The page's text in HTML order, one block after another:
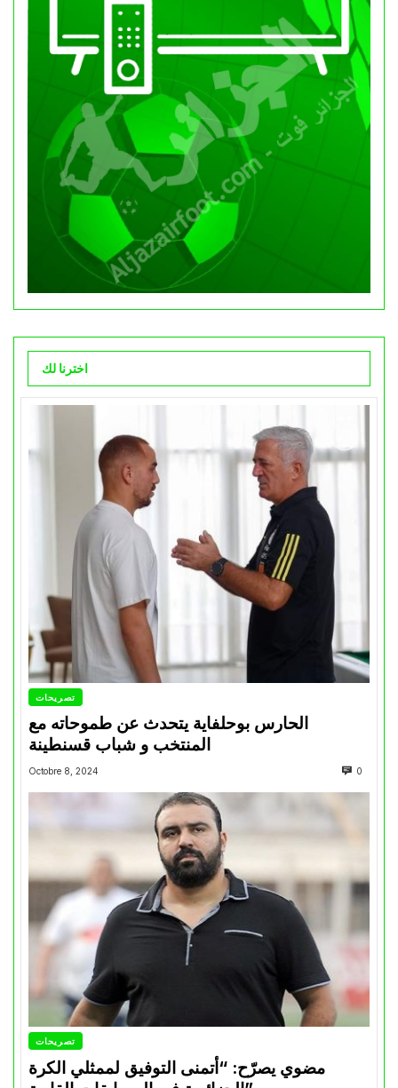
اخترنا لك
تصريحات
الحارس بوحلفاية يتحدث عن طموحاته مع
المنتخب و شباب قسنطينة
Octobre 8, 2024 0
تصريحات
مضوي يصرّح: “أتمنى التوفيق لممثلي الكرة